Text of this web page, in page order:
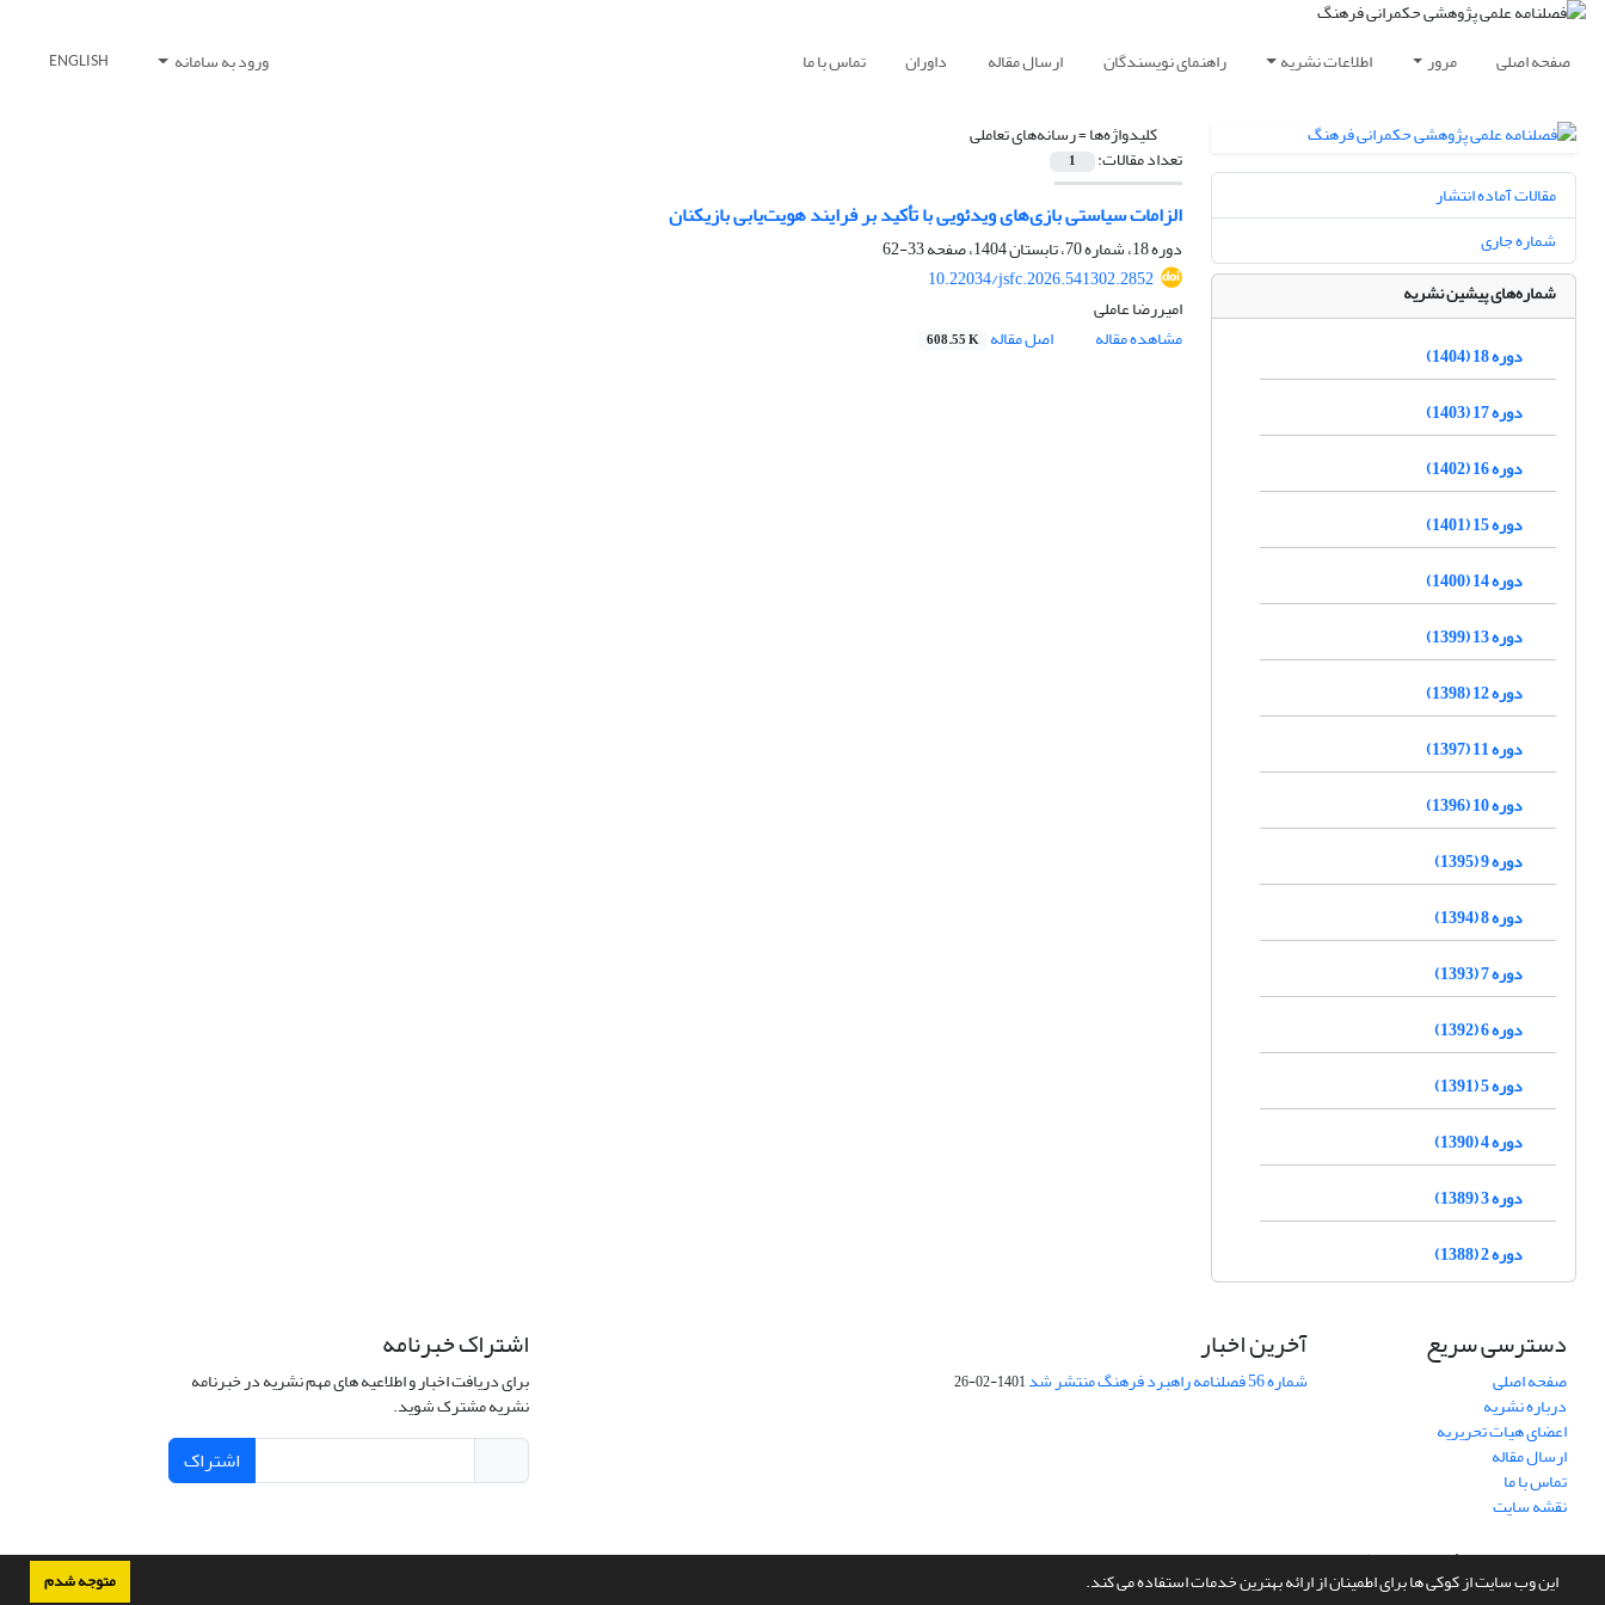
این وب سایت از کوکی ها برای اطمینان از ارائه بهترین خدمات استفاده می کند. متوجه شدم
صفحه اصلی مرور اطلاعات نشریه راهنمای نویسندگان ارسال مقاله داوران تماس با ما ورود به سامانه ENGLISH
کلیدواژه‌ها =رسانه‌های تعاملی
تعداد مقالات: 1
الزامات سیاستی بازی‌های ویدئویی با تأکید بر فرایند هویت‌یابی بازیکنان
دوره 18، شماره 70، تابستان 1404، صفحه
33-62
10.22034/jsfc.2026.541302.2852
امیررضا عاملی
مشاهده مقاله
اصل مقاله 608.55 K
مقالات آماده انتشار
شماره جاری
شماره‌های پیشین نشریه
دوره 18 (1404)
دوره 17 (1403)
دوره 16 (1402)
دوره 15 (1401)
دوره 14 (1400)
دوره 13 (1399)
دوره 12 (1398)
دوره 11 (1397)
دوره 10 (1396)
دوره 9 (1395)
دوره 8 (1394)
دوره 7 (1393)
دوره 6 (1392)
دوره 5 (1391)
دوره 4 (1390)
دوره 3 (1389)
دوره 2 (1388)
دسترسی سریع
صفحه اصلی
درباره نشریه
اعضای هیات تحریریه
ارسال مقاله
تماس با ما
نقشه سایت
آخرین اخبار
شماره 56 فصلنامه راهبرد فرهنگ منتشر شد 1401-02-26
اشتراک خبرنامه
برای دریافت اخبار و اطلاعیه های مهم نشریه در خبرنامه
نشریه مشترک شوید.
اشتراک
سامانه مدیریت نشریات علمی.طراحی و پیاده سازی ازسیناوب